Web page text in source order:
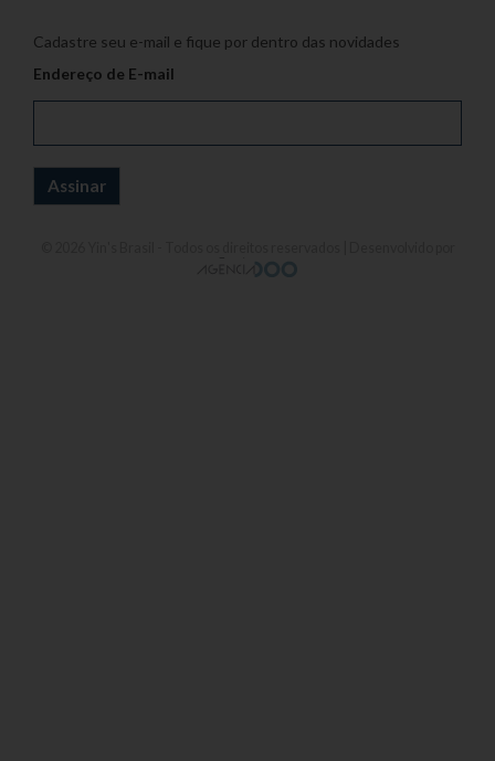
Cadastre seu e-mail e fique por dentro das novidades
Endereço de E-mail